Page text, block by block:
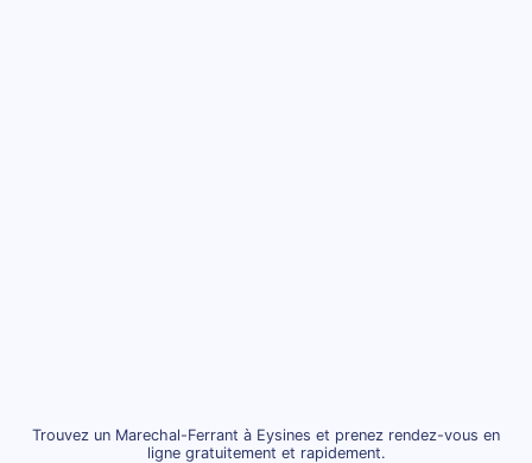
Trouvez un Marechal-Ferrant à Eysines et prenez rendez-vous en
ligne gratuitement et rapidement.